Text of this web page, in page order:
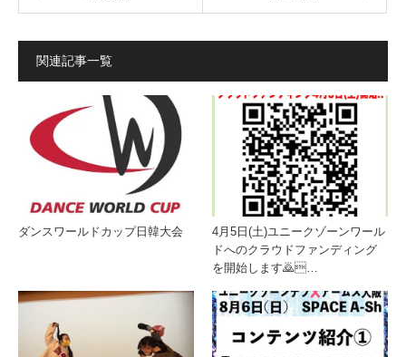
関連記事一覧
ダンスワールドカップ日韓大会
4月5日(土)ユニークゾーンワール
ドへのクラウドファンディング
を開始します🙇…